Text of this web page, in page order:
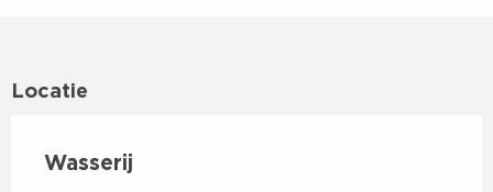
Locatie
Wasserij